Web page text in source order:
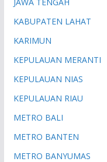
KABUPATEN LAHAT
KARIMUN
KEPULAUAN MERANTI
KEPULAUAN NIAS
KEPULAUAN RIAU
METRO BALI
METRO BANTEN
METRO BANYUMAS